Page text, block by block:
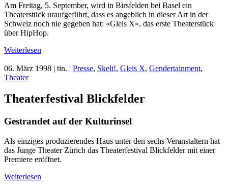
Am Freitag, 5. September, wird in Birsfelden bei Basel ein
Theaterstück uraufgeführt, dass es angeblich in dieser Art in der
Schweiz noch nie gegeben hat: «Gleis X», das erste Theaterstück
über HipHop.
Weiterlesen
06. März 1998 | tin. | Presse, Skelt!, Gleis X, Gendertainment,
Theater
Theaterfestival Blickfelder
Gestrandet auf der Kulturinsel
Als einziges produzierendes Haus unter den sechs Veranstaltern hat
das Junge Theater Zürich das Theaterfestival Blickfelder mit einer
Premiere eröffnet.
Weiterlesen